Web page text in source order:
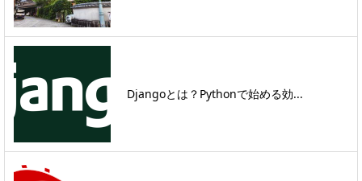
Djangoとは？Pythonで始める効...